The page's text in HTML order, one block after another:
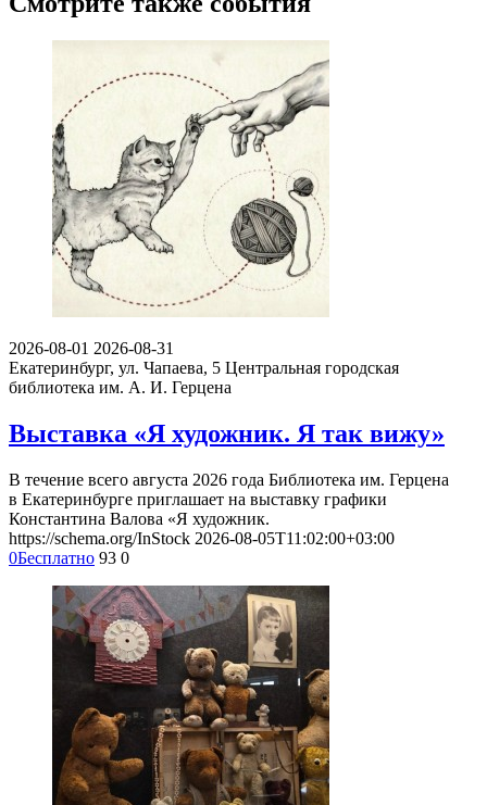
2026-08-01 2026-08-31
Екатеринбург, ул. Чапаева, 5 Центральная городская
библиотека им. А. И. Герцена
Выставка «Я художник. Я так вижу»
В течение всего августа 2026 года Библиотека им. Герцена
в Екатеринбурге приглашает на выставку графики
Константина Валова «Я художник.
https://schema.org/InStock 2026-08-05T11:02:00+03:00
0Бесплатно 93 0